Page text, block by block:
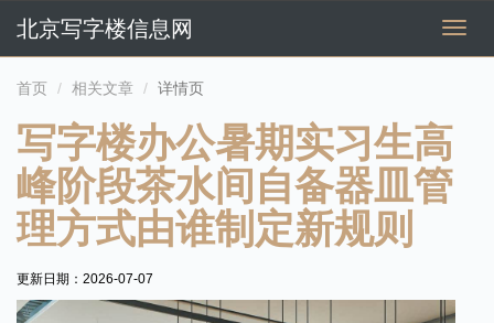
切
北京写字楼信息网
首页 相关文章 详情页
写字楼办公暑期实习生高
峰阶段茶水间自备器皿管
理方式由谁制定新规则
更新日期： 2026-07-07